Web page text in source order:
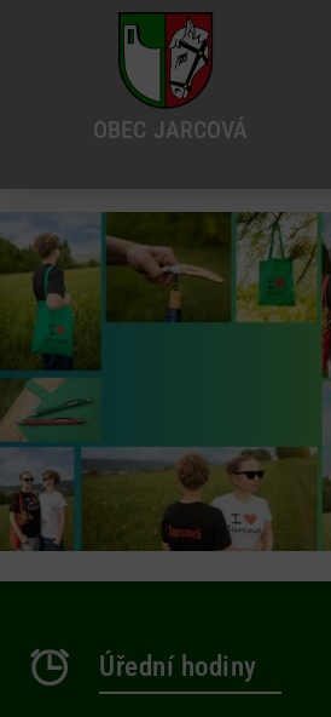
OBEC JARCOVÁ
Úřední hodiny